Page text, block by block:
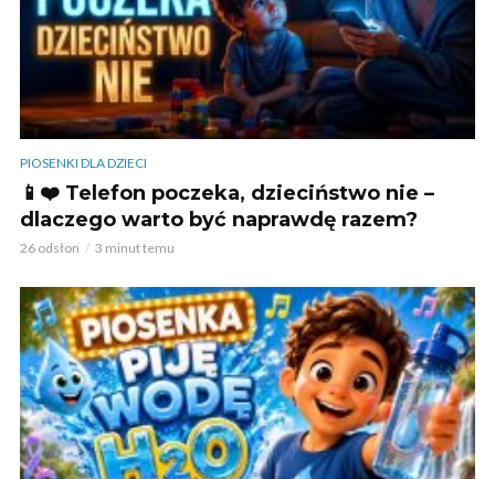
PIOSENKI DLA DZIECI
📱❤️ Telefon poczeka, dzieciństwo nie –
dlaczego warto być naprawdę razem?
26 odsłon 3 minut temu